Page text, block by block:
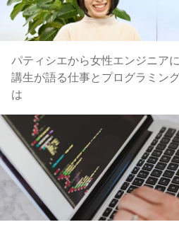
パティシエから女性エンジニア
講生が語る仕事とプログラミン
は